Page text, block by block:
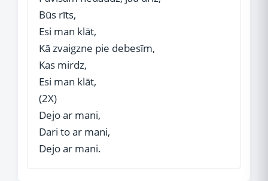
Būs rīts,
Esi man klāt,
Kā zvaigzne pie debesīm,
Kas mirdz,
Esi man klāt,
(2X)
Dejo ar mani,
Dari to ar mani,
Dejo ar mani.